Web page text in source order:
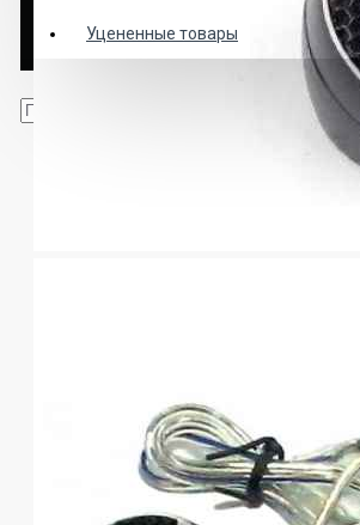
Уцененные товары